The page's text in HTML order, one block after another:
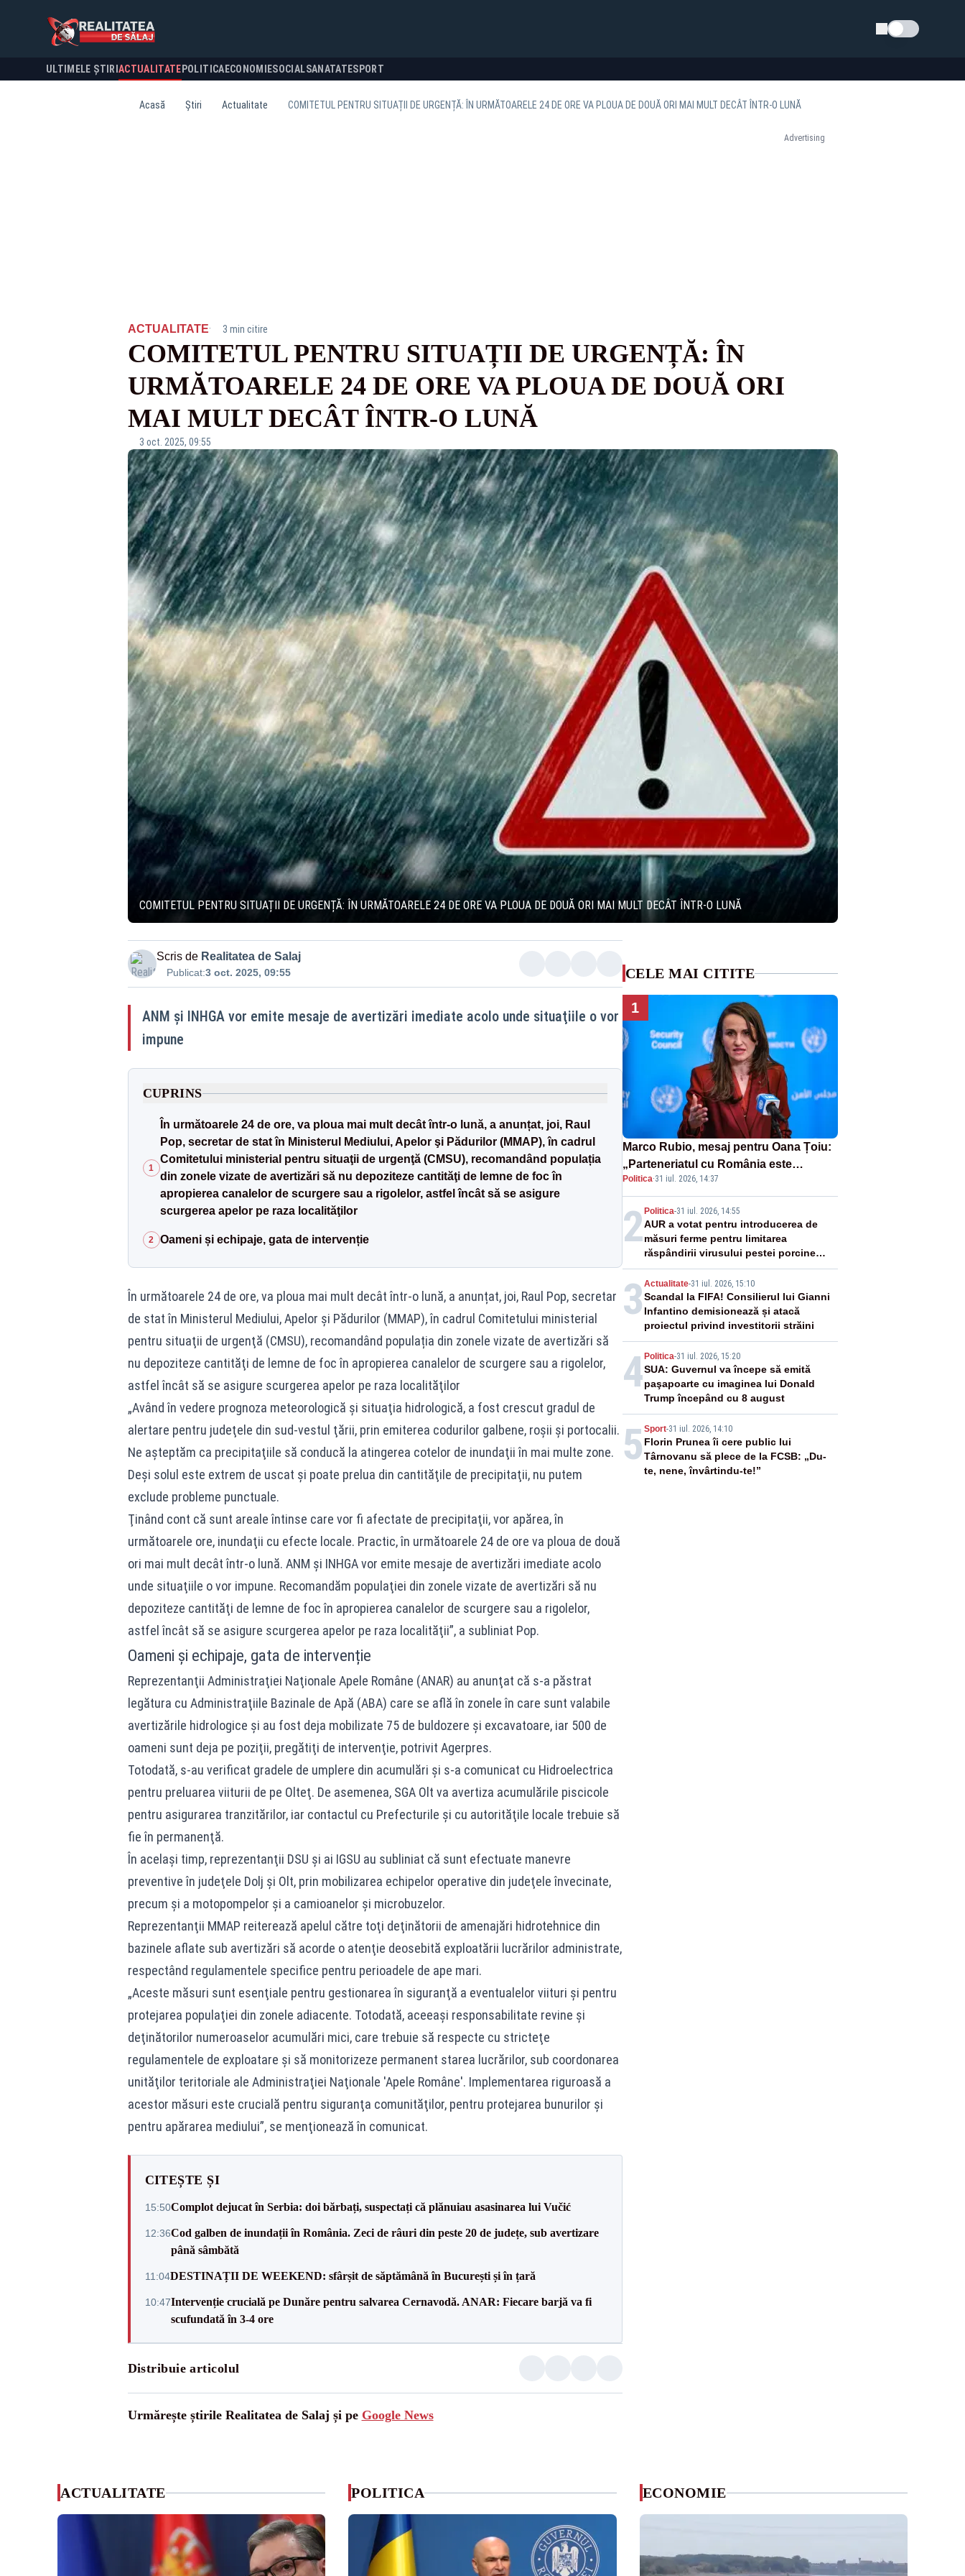
Schimba tema
ULTIMELE ȘTIRI ACTUALITATE POLITICA ECONOMIESOCIALSANATATESPORT
Acasă Știri Actualitate COMITETUL PENTRU SITUAȚII DE URGENȚĂ: ÎN URMĂTOARELE 24 DE ORE VA PLOUA DE DOUĂ ORI MAI MULT DECÂT ÎNTR-O LUNĂ
Advertising
ACTUALITATE· 3 min citire
COMITETUL PENTRU SITUAȚII DE URGENȚĂ: ÎN
URMĂTOARELE 24 DE ORE VA PLOUA DE DOUĂ ORI
MAI MULT DECÂT ÎNTR-O LUNĂ
3 oct. 2025, 09:55
COMITETUL PENTRU SITUAȚII DE URGENȚĂ: ÎN URMĂTOARELE 24 DE ORE VA PLOUA DE DOUĂ ORI MAI MULT DECÂT ÎNTR-O LUNĂ
Scris de Realitatea de Salaj
Publicat:3 oct. 2025, 09:55
ANM şi INHGA vor emite mesaje de avertizări imediate acolo unde situaţiile o vor
impune
CUPRINS
1
În următoarele 24 de ore, va ploua mai mult decât într-o lună, a anunțat, joi, Raul
Pop, secretar de stat în Ministerul Mediului, Apelor şi Pădurilor (MMAP), în cadrul
Comitetului ministerial pentru situaţii de urgenţă (CMSU), recomandând populația
din zonele vizate de avertizări să nu depoziteze cantităţi de lemne de foc în
apropierea canalelor de scurgere sau a rigolelor, astfel încât să se asigure
scurgerea apelor pe raza localităţilor
2 Oameni și echipaje, gata de intervenție
În următoarele 24 de ore, va ploua mai mult decât într-o lună, a anunțat, joi, Raul Pop, secretar
de stat în Ministerul Mediului, Apelor şi Pădurilor (MMAP), în cadrul Comitetului ministerial
pentru situaţii de urgenţă (CMSU), recomandând populația din zonele vizate de avertizări să
nu depoziteze cantităţi de lemne de foc în apropierea canalelor de scurgere sau a rigolelor,
astfel încât să se asigure scurgerea apelor pe raza localităţilor
„Având în vedere prognoza meteorologică şi situaţia hidrologică, a fost crescut gradul de
alertare pentru judeţele din sud-vestul ţării, prin emiterea codurilor galbene, roşii şi portocalii.
Ne aşteptăm ca precipitaţiile să conducă la atingerea cotelor de inundaţii în mai multe zone.
Deşi solul este extrem de uscat şi poate prelua din cantităţile de precipitaţii, nu putem
exclude probleme punctuale.
Ţinând cont că sunt areale întinse care vor fi afectate de precipitaţii, vor apărea, în
următoarele ore, inundaţii cu efecte locale. Practic, în următoarele 24 de ore va ploua de două
ori mai mult decât într-o lună. ANM şi INHGA vor emite mesaje de avertizări imediate acolo
unde situaţiile o vor impune. Recomandăm populaţiei din zonele vizate de avertizări să nu
depoziteze cantităţi de lemne de foc în apropierea canalelor de scurgere sau a rigolelor,
astfel încât să se asigure scurgerea apelor pe raza localităţii”, a subliniat Pop.
Oameni și echipaje, gata de intervenție
Reprezentanţii Administraţiei Naţionale Apele Române (ANAR) au anunţat că s-a păstrat
legătura cu Administraţiile Bazinale de Apă (ABA) care se află în zonele în care sunt valabile
avertizările hidrologice şi au fost deja mobilizate 75 de buldozere şi excavatoare, iar 500 de
oameni sunt deja pe poziţii, pregătiţi de intervenţie, potrivit Agerpres.
Totodată, s-au verificat gradele de umplere din acumulări şi s-a comunicat cu Hidroelectrica
pentru preluarea viiturii de pe Olteţ. De asemenea, SGA Olt va avertiza acumulările piscicole
pentru asigurarea tranzitărilor, iar contactul cu Prefecturile şi cu autorităţile locale trebuie să
fie în permanenţă.
În acelaşi timp, reprezentanţii DSU şi ai IGSU au subliniat că sunt efectuate manevre
preventive în judeţele Dolj şi Olt, prin mobilizarea echipelor operative din judeţele învecinate,
precum şi a motopompelor şi a camioanelor şi microbuzelor.
Reprezentanţii MMAP reiterează apelul către toţi deţinătorii de amenajări hidrotehnice din
bazinele aflate sub avertizări să acorde o atenţie deosebită exploatării lucrărilor administrate,
respectând regulamentele specifice pentru perioadele de ape mari.
„Aceste măsuri sunt esenţiale pentru gestionarea în siguranţă a eventualelor viituri şi pentru
protejarea populaţiei din zonele adiacente. Totodată, aceeaşi responsabilitate revine şi
deţinătorilor numeroaselor acumulări mici, care trebuie să respecte cu stricteţe
regulamentele de exploatare şi să monitorizeze permanent starea lucrărilor, sub coordonarea
unităţilor teritoriale ale Administraţiei Naţionale 'Apele Române'. Implementarea riguroasă a
acestor măsuri este crucială pentru siguranţa comunităţilor, pentru protejarea bunurilor şi
pentru apărarea mediului”, se menţionează în comunicat.
CITEȘTE ȘI
15:50Complot dejucat în Serbia: doi bărbați, suspectați că plănuiau asasinarea lui Vučić
12:36Cod galben de inundații în România. Zeci de râuri din peste 20 de județe, sub avertizare
până sâmbătă
11:04DESTINAȚII DE WEEKEND: sfârșit de săptămână în București și în țară
10:47Intervenție crucială pe Dunăre pentru salvarea Cernavodă. ANAR: Fiecare barjă va fi
scufundată în 3-4 ore
Distribuie articolul
Urmărește știrile Realitatea de Salaj și pe Google News
CELE MAI CITITE
1
Marco Rubio, mesaj pentru Oana Țoiu:
„Parteneriatul cu România este
puternic și prețuit”
Politica·31 iul. 2026, 14:37
2 Politica-31 iul. 2026, 14:55
AUR a votat pentru introducerea de
măsuri ferme pentru limitarea
răspândirii virusului pestei porcine
africane
3 Actualitate-31 iul. 2026, 15:10
Scandal la FIFA! Consilierul lui Gianni
Infantino demisionează și atacă
proiectul privind investitorii străini
4 Politica-31 iul. 2026, 15:20
SUA: Guvernul va începe să emită
paşapoarte cu imaginea lui Donald
Trump începând cu 8 august
5 Sport-31 iul. 2026, 14:10
Florin Prunea îi cere public lui
Târnovanu să plece de la FCSB: „Du-
te, nene, învârtindu-te!”
ACTUALITATE POLITICA ECONOMIE